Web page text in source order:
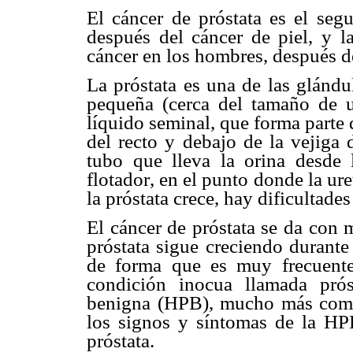
El cáncer de próstata es el
después del cáncer de piel, y
cáncer en los hombres, después
La próstata es una de las
pequeña (cerca del tamaño
líquido seminal, que forma parte
del recto y debajo de la vejiga
tubo que lleva la orina desde
flotador, en el punto donde la
la próstata crece, hay
El cáncer de próstata se da con
próstata sigue creciendo
de forma que es muy
condición inocua llamada
benigna (HPB), mucho más
los signos y síntomas de la
próstata.